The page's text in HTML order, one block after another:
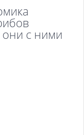
они с ними